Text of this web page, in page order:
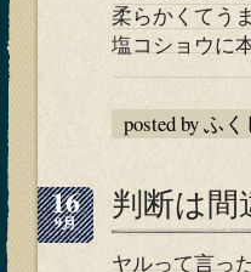
柔らかくてう
塩コショウに
posted by ふ
16
9月 判断は間
ヤルって言っ